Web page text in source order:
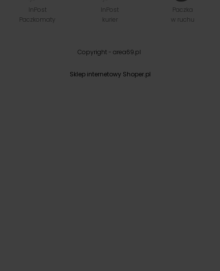
InPost
Paczkomaty
InPost
kurier
Paczka
w ruchu
Copyright - area69.pl
Sklep internetowy Shoper.pl